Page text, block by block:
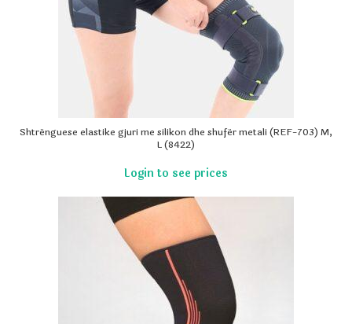
Shtrënguese elastike gjuri me silikon dhe shufër metali (REF-703) M,
L (8422)